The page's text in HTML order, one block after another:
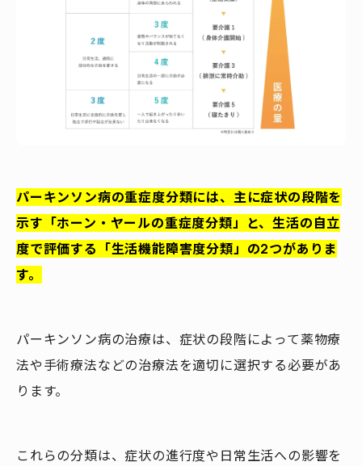
パーキンソン病の重症度分類には、主に症状の段階を
示す「ホーン・ヤールの重症度分類」と、生活の自立
度で評価する「生活機能障害度分類」の2つがありま
す。
パーキンソン病の治療は、症状の段階によって薬物療
法や手術療法などの治療法を適切に選択する必要があ
ります。
これらの分類は、症状の進行度や日常生活への影響を